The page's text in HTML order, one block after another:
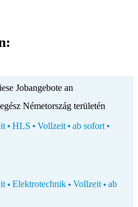
Jobangebote an
Németország területén
HLS Vollzeit
ab sofort
Elektrotechnik Vollzeit
ab